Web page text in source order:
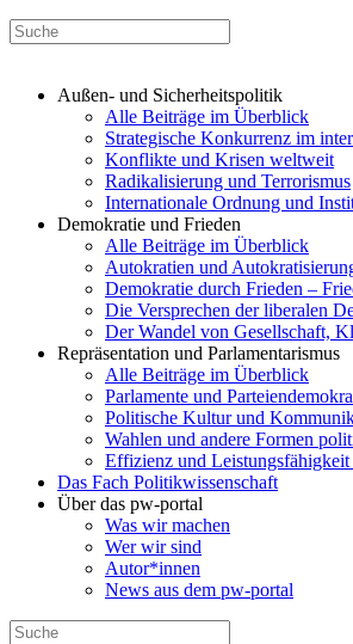
Außen- und Sicherheitspolitik
Alle Beiträge im Überblick
Strategische Konkurrenz im
Konflikte und Krisen weltweit
Radikalisierung und Terrorismus
Internationale Ordnung und
Demokratie und Frieden
Alle Beiträge im Überblick
Autokratien und
Demokratie durch Frieden –
Die Versprechen der liberalen
Der Wandel von Gesellschaft,
Repräsentation und Parlamentarismus
Alle Beiträge im Überblick
Parlamente und
Politische Kultur und
Wahlen und andere Formen
Effizienz und
Das Fach Politikwissenschaft
Über das pw-portal
Was wir machen
Wer wir sind
Autor*innen
News aus dem pw-portal